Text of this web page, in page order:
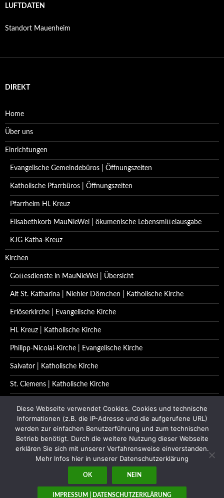
LUFTDATEN
Standort Mauenheim
DIREKT
Home
Über uns
Einrichtungen
Evangelische Gemeindebüros | Öffnungszeiten
Katholische Pfarrbüros | Öffnungszeiten
Pfarrheim Hl. Kreuz
Elisabethkorb MauNieWei | ökumenische Lebensmittelausgabe
KJG Katha-Kreuz
Kirchen
Gottesdienste in MauNieWei | Übersicht
Alt St. Katharina | Niehler Dömchen | Katholische Kirche
Erlöserkirche | Evangelische Kirche
Hl. Kreuz | Katholische Kirche
Philipp-Nicolai-Kirche | Evangelische Kirche
Salvator | Katholische Kirche
St. Clemens | Katholische Kirche
St. Quirinus | Katholische Kirche
Impressum | Datenschutzerklärung
Diese Webseite verwendet Cookies. Cookies und technische
Informationen (z.B. die IP-Adresse und die aufgerufene URL)
werden zur einfachen Benutzerführung und zum technischen
Betrieb benötigt. Durch die weitere Nutzung dieser Webseite
erklären Sie sich mit unserer Verfahrensweise einverstanden.
Mehr Infos hier in unserer Datenschutzerklärung
OK NEIN
IMPRESSUM | DATENSCHUTZERKLÄRUNG